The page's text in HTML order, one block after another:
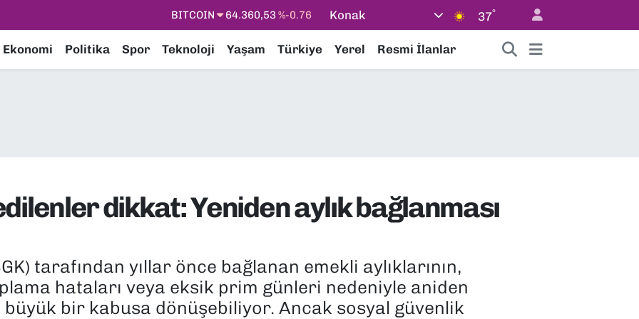
DOLAR
47,7069%0.17
EURO
55,0265%0.01
Konak 37°
Ekonomi Politika Spor Teknoloji Yaşam Türkiye Yerel Resmi İlanlar
dikkat: Yeniden aylık bağlanması
tarafından yıllar önce bağlanan emekli aylıklarının,
hataları veya eksik prim günleri nedeniyle aniden
bir kabusa dönüşebiliyor. Ancak sosyal güvenlik